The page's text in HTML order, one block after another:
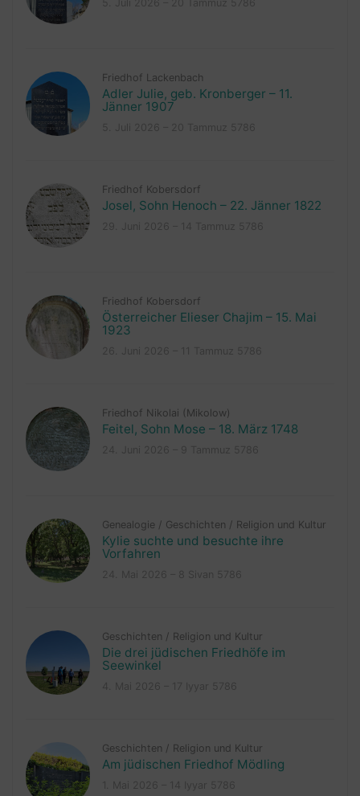
Friedhof Lackenbach
Adler Julie, geb. Kronberger – 11.
Jänner 1907
Friedhof Kobersdorf
Josel, Sohn Henoch – 22. Jänner 1822
Friedhof Kobersdorf
Österreicher Elieser Chajim – 15. Mai
1923
Friedhof Nikolai (Mikolow)
Feitel, Sohn Mose – 18. März 1748
Genealogie / Geschichten / Religion und Kultur
Kylie suchte und besuchte ihre
Vorfahren
Geschichten / Religion und Kultur
Die drei jüdischen Friedhöfe im
Seewinkel
Geschichten / Religion und Kultur
Am jüdischen Friedhof Mödling